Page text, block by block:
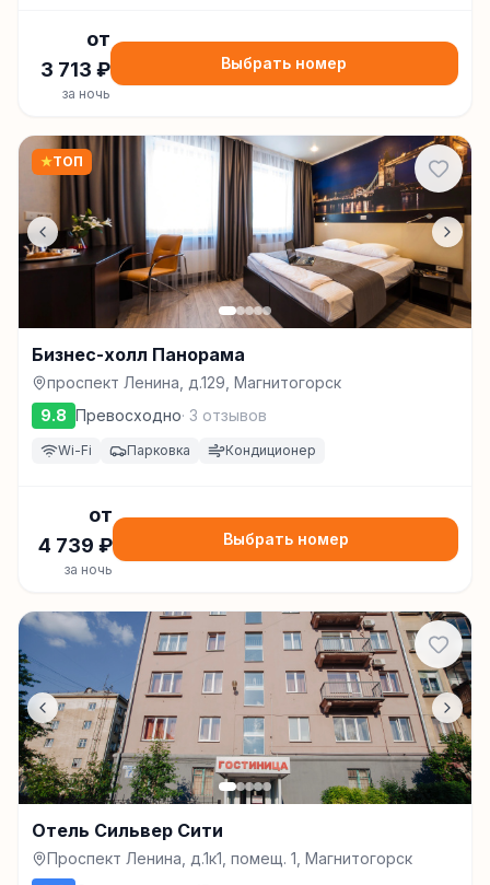
от
3 713 ₽
за ночь
Выбрать номер
★ТОП
Бизнес-холл Панорама
проспект Ленина, д.129, Магнитогорск
9.8 Превосходно· 3 отзывов
Wi-Fi Парковка Кондиционер
от
4 739 ₽
за ночь
Выбрать номер
Отель Сильвер Сити
Проспект Ленина, д.1к1, помещ. 1, Магнитогорск